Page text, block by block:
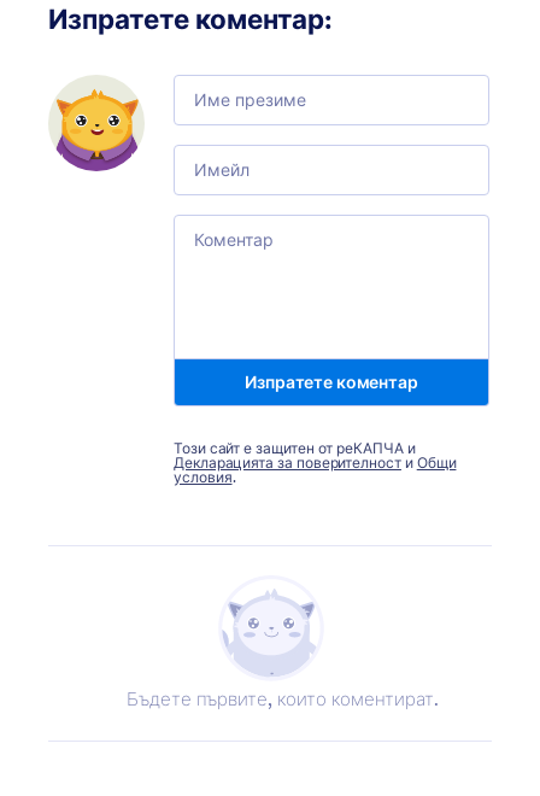
Изпратете коментар:
Comment
Email
Comment
Изпратете коментар
Този сайт е защитен от реКАПЧА и
Декларацията за поверителности Общи
условия.
Бъдете първите, които коментират.